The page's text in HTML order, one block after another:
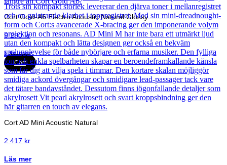
Cort Gold-A6 Electro Acoustic Natural Glossy
9 280kr
Läs mer
Cort
Cort AD Mini Acoustic Natural
2 417 kr
Läs mer